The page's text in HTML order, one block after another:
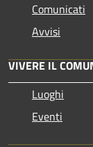
Comunicati
Avvisi
VIVERE IL
Luoghi
Eventi